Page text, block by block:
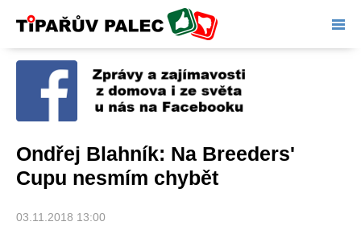
Tipařův palec
Ondřej Blahník: Na Breeders'
Cupu nesmím chybět
03.11.2018 13:00